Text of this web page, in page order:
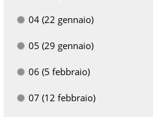
04 (22 gennaio)
05 (29 gennaio)
06 (5 febbraio)
07 (12 febbraio)